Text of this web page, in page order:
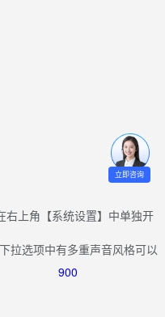
右上角【系统设置】中单独开
拉选项中有多重声音风格可以
立即咨询